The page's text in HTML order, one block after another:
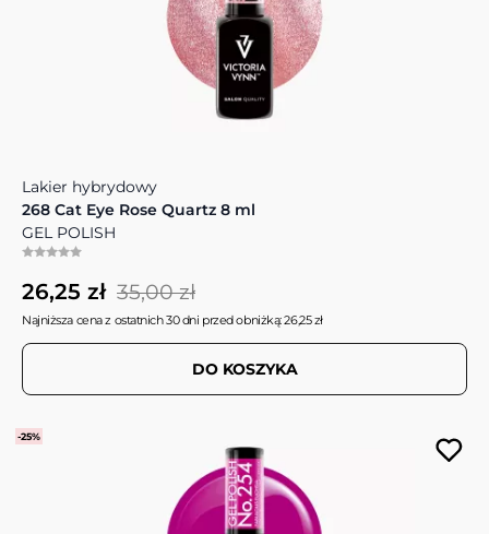
Lakier hybrydowy
268 Cat Eye Rose Quartz 8 ml
GEL POLISH
26,25 zł 35,00 zł
Najniższa cena z ostatnich 30 dni przed obniżką: 26,25 zł
DO KOSZYKA
-25%